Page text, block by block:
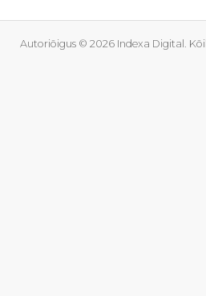
Autoriõigus © 2026 Indexa Digital.